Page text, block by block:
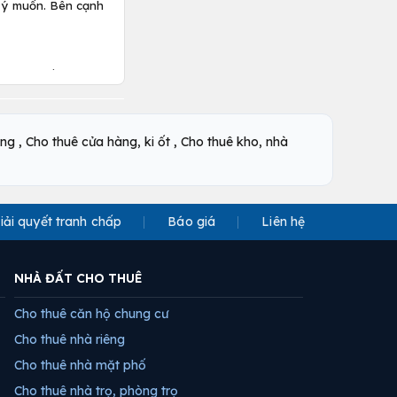
muốn. Bên cạnh
kênh đầu tư
khá sâu, giúp bạn
điều này cũng
khoản dự trữ
và sâu hơn mong
bị tóp hậu, hoặc
, Cho thuê cửa hàng, ki ốt , Cho thuê kho, nhà
quyết tranh chấp Báo giá Liên hệ
NHÀ ĐẤT CHO THUÊ
Cho thuê căn hộ chung cư
Cho thuê nhà riêng
Cho thuê nhà mặt phố
Cho thuê nhà trọ, phòng trọ